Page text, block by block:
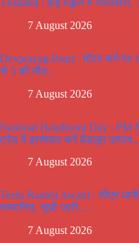
Thailand : हाई स्कूल में
7 August 2026
Devprayag-Pauri : मोटर मार्ग पर
से 5 की मौत..
7 August 2026
National Handloom Day : PM
ट्रेंड में इस्तेमाल करें हैंडलूम
7 August 2026
Teelu Rauteli Award : सीएम
सम्मानित, सूची जारी…
7 August 2026